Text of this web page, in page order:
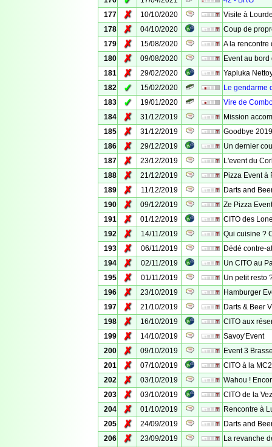
177
✗ 10/10/2020
Visite à
178
✗ 04/10/2020
Coup de
179
✗ 15/08/2020
A la rencontre
180
✗ 09/08/2020
Event au bord
181
✗ 29/02/2020
Yapluka
182
✓ 15/02/2020
Le gendarme
183
✓ 19/01/2020
Vire de
184
✗ 31/12/2019
Mission
185
✗ 31/12/2019
Goodbye 2019
186
✗ 29/12/2019
Un dernier
187
✗ 23/12/2019
L'event du
188
✗ 21/12/2019
Pizza Event à
189
✗ 11/12/2019
Darts and
190
✗ 09/12/2019
Ze Pizza Event
191
✗ 01/12/2019
CITO des
192
✗ 14/11/2019
Qui cuisine ?
193
✗ 06/11/2019
Dédé contre-
194
✗ 02/11/2019
Un CITO au
195
✗ 01/11/2019
Un petit resto
196
✗ 23/10/2019
Hamburger
197
✗ 21/10/2019
Darts & Beer V
198
✗ 16/10/2019
CITO aux
199
✗ 14/10/2019
Savoy'Event
200
✗ 09/10/2019
Event 3
201
✗ 07/10/2019
CITO à la MC2
202
✗ 03/10/2019
Wahou !
203
✗ 03/10/2019
CITO de la
204
✗ 01/10/2019
Rencontre à
205
✗ 24/09/2019
Darts and
206
✗ 23/09/2019
La revanche